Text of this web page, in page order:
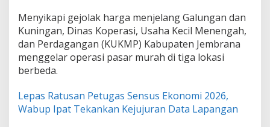
Menyikapi gejolak harga menjelang Galungan dan
Kuningan, Dinas Koperasi, Usaha Kecil Menengah,
dan Perdagangan (KUKMP) Kabupaten Jembrana
menggelar operasi pasar murah di tiga lokasi
berbeda.
Lepas Ratusan Petugas Sensus Ekonomi 2026,
Wabup Ipat Tekankan Kejujuran Data Lapangan